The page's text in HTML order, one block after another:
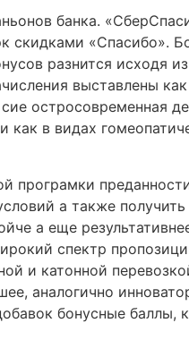
банка.
скидками «Спасибо».
разнится исходя
выставлены
остросовременная
в видах
програмки
а также
а еще
спектр
и катонной
аналогично
бонусные